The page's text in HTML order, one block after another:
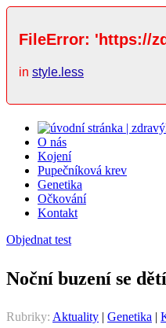
FileError: 'https://
in style.less
O nás
Kojení
Pupečníková krev
Genetika
Očkování
Kontakt
Objednat test
Noční buzení se
Rubriky: Aktuality | Genetika |